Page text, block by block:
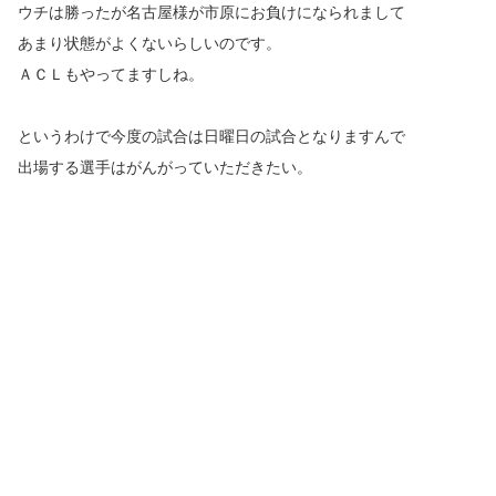
ウチは勝ったが名古屋様が市原にお負けになられまして
あまり状態がよくないらしいのです。
ＡＣＬもやってますしね。
というわけで今度の試合は日曜日の試合となりますんで
出場する選手はがんがっていただきたい。